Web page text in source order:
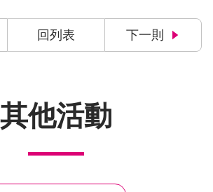
回列表 下一則
其他活動